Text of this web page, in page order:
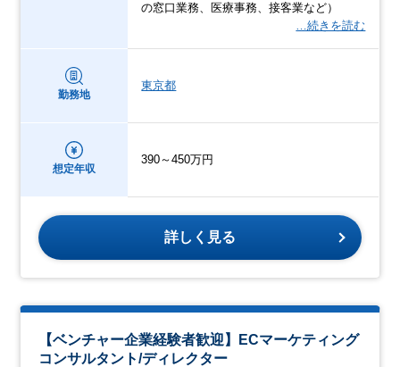
の窓口業務、医療事務、接客業など）
…続きを読む
勤務地
東京都
想定年収
390～450万円
詳しく見る
【ベンチャー企業経験者歓迎】ECマーケティング
コンサルタント/ディレクター